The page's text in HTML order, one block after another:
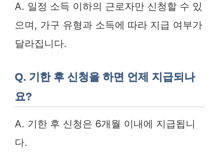
A. 일정 소득 이하의 근로자만 신청할 수 있
으며, 가구 유형과 소득에 따라 지급 여부가
달라집니다.
Q. 기한 후 신청을 하면 언제 지급되나
요?
A. 기한 후 신청은 6개월 이내에 지급됩니
다.